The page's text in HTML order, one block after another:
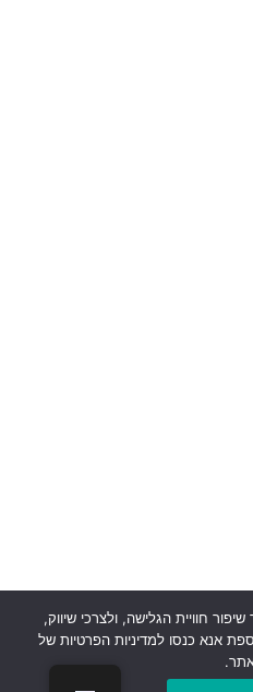
חוויית הגלישה, ולצרכי שיווק,
אנא כנסו למדיניות הפרטיות של